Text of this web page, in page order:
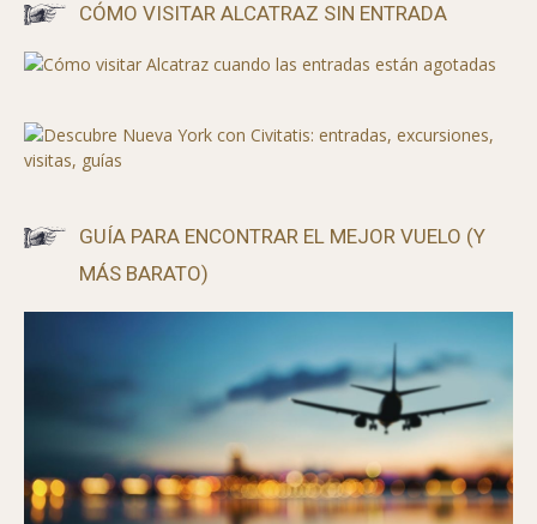
CÓMO VISITAR ALCATRAZ SIN ENTRADA
GUÍA PARA ENCONTRAR EL MEJOR VUELO (Y
MÁS BARATO)